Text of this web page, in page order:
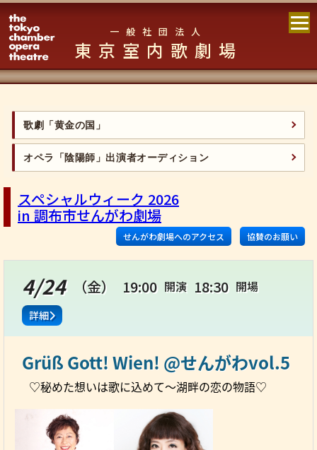
一般社団法人
東京室内歌劇場
歌劇「黄金の国」
オペラ「陰陽師」出演者オーディション
スペシャルウィーク 2026
in 調布市せんがわ劇場
せんがわ劇場へのアクセス 協賛のお願い
4/24 （金） 19:00 開演 18:30 開場
詳細
Grüß Gott! Wien! @せんがわvol.5
♡秘めた想いは歌に込めて～湖畔の恋の物語♡